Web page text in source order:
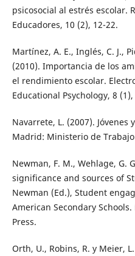
psicosocial al estrés escolar.
Educadores, 10 (2), 12-22.
Martínez, A. E., Inglés, C. J.,
(2010). Importancia de los
el rendimiento escolar.
Educational Psychology, 8 (1),
Navarrete, L. (2007). Jóvenes
Madrid: Ministerio de
Newman, F. M., Wehlage, G.
significance and sources of
Newman (Ed.), Student
American Secondary
Press.
Orth, U., Robins, R. y Meier,